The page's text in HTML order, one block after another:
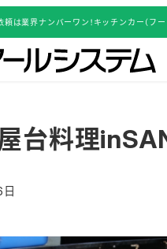
は業界ナンバーワン！キッチンカー（フ
台料理